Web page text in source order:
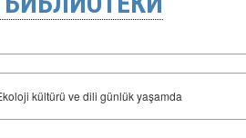
kültürü ve dili günlük yaşamda